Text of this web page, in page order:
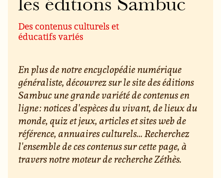
les éditions Sambuc
Des contenus culturels et
éducatifs variés
En plus de notre encyclopédie numérique
généraliste, découvrez sur le site des éditions
Sambuc une grande variété de contenus en
ligne : notices d'espèces du vivant, de lieux du
monde, quiz et jeux, articles et sites web de
référence, annuaires culturels... Recherchez
l'ensemble de ces contenus sur cette page, à
travers notre moteur de recherche Zéthès.